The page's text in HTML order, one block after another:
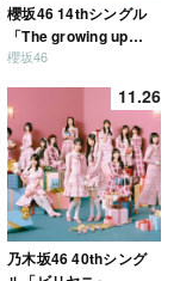
櫻坂46 14thシングル
「The growing up
train」
櫻坂46
11.26
乃木坂46 40thシング